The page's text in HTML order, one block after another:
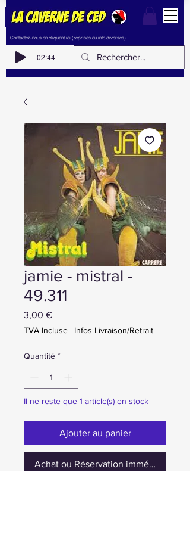
Contactez-nous en cliquant ici (reprises ou info diverses)
-02:44
jamie - mistral -
49.311
3,00 €Prix
TVA Incluse | Infos Livraison/Retrait
Quantité *
Il ne reste que 1 article(s) en stock
Ajouter au panier
Achat ou Réservation immédiate